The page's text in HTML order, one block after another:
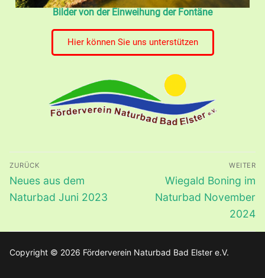
Bilder von der Einweihung der Fontäne
Hier können Sie uns unterstützen
ZURÜCK
Neues aus dem
Naturbad Juni 2023
WEITER
Wiegald Boning im
Naturbad November
2024
Copyright © 2026 Förderverein Naturbad Bad Elster e.V.